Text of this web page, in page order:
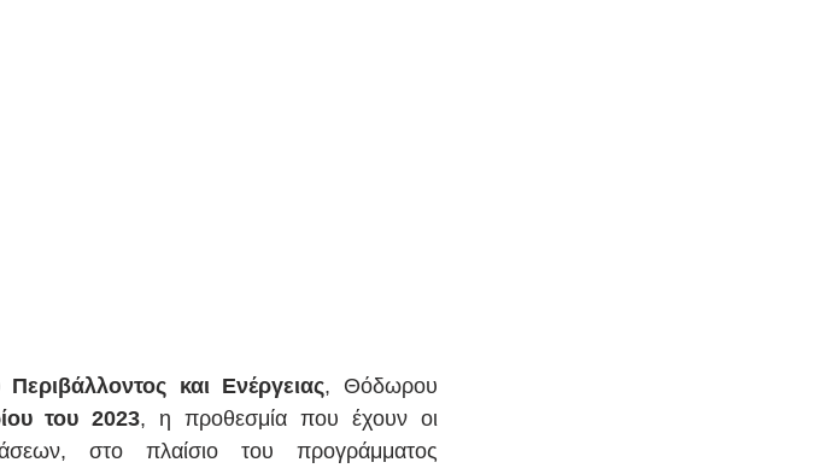
και Ενέργειας, Θόδωρου
του 2023, η προθεσμία που έχουν οι